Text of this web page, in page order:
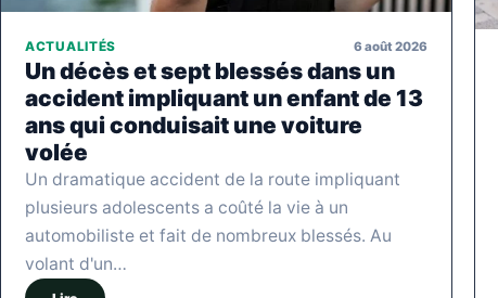
ACTUALITÉS 6 août 2026
Un décès et sept blessés dans un
accident impliquant un enfant de 13
ans qui conduisait une voiture
volée
Un dramatique accident de la route impliquant
plusieurs adolescents a coûté la vie à un
automobiliste et fait de nombreux blessés. Au
volant d'un…